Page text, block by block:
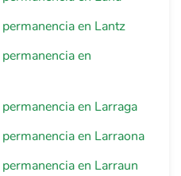
en Lantz
en
en Larraga
en Larraona
en Larraun